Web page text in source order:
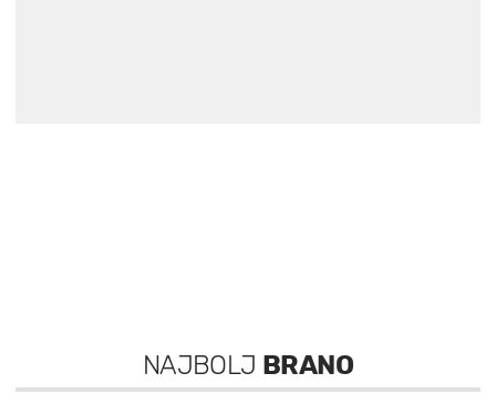
NAJBOLJ BRANO